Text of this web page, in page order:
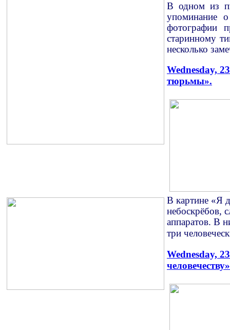
В одном из
упоминание
фотографии
старинному
несколько
Wednesday,
тюрьмы».
В картине «Я
небоскрёбов,
аппаратов. В
три
Wednesday,